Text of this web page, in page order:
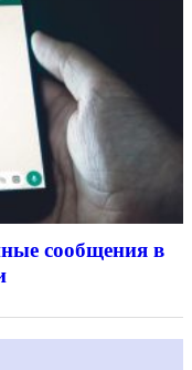
сообщения в